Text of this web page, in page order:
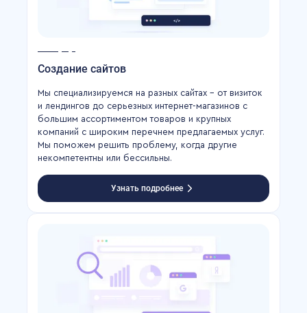
Создание сайтов
Мы специализируемся на разных сайтах – от визиток
и лендингов до серьезных интернет-магазинов с
большим ассортиментом товаров и крупных
компаний с широким перечнем предлагаемых услуг.
Мы поможем решить проблему, когда другие
некомпетентны или бессильны.
Узнать подробнее